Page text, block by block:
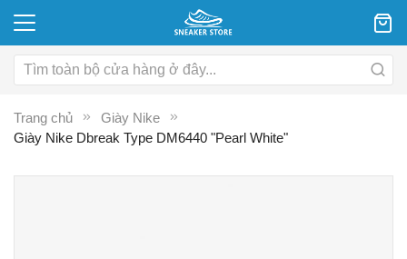
Trang chủ
Giày Nike
Giày Nike Dbreak Type DM6440 "Pearl White"